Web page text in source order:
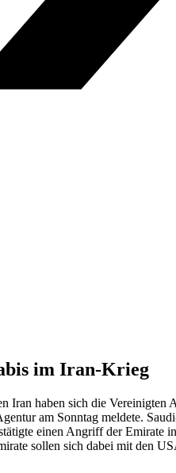
im Iran-Krieg
Iran haben sich die
am Sonntag meldete.
einen Angriff der Emirate
sollen sich dabei mit den